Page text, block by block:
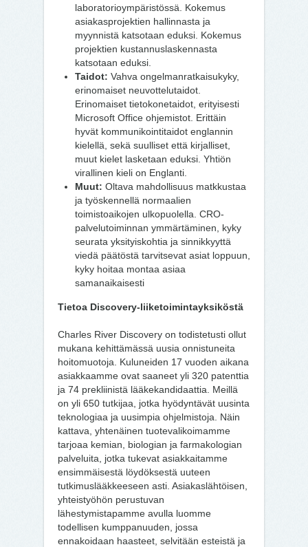
laboratorioympäristössä. Kokemus
asiakasprojektien hallinnasta ja
myynnistä katsotaan eduksi. Kokemus
projektien kustannuslaskennasta
katsotaan eduksi.
Taidot: Vahva ongelmanratkaisukyky,
erinomaiset neuvottelutaidot.
Erinomaiset tietokonetaidot, erityisesti
Microsoft Office ohjemistot. Erittäin
hyvät kommunikointitaidot englannin
kielellä, sekä suulliset että kirjalliset,
muut kielet lasketaan eduksi. Yhtiön
virallinen kieli on Englanti.
Muut: Oltava mahdollisuus matkkustaa
ja työskennellä normaalien
toimistoaikojen ulkopuolella. CRO-
palvelutoiminnan ymmärtäminen, kyky
seurata yksityiskohtia ja sinnikkyyttä
viedä päätöstä tarvitsevat asiat loppuun,
kyky hoitaa montaa asiaa
samanaikaisesti
Tietoa Discovery-liiketoimintayksiköstä
Charles River Discovery on todistetusti ollut
mukana kehittämässä uusia onnistuneita
hoitomuotoja. Kuluneiden 17 vuoden aikana
asiakkaamme ovat saaneet yli 320 patenttia
ja 74 prekliinistä lääkekandidaattia. Meillä
on yli 650 tutkijaa, jotka hyödyntävät uusinta
teknologiaa ja uusimpia ohjelmistoja. Näin
kattava, yhtenäinen tuotevalikoimamme
tarjoaa kemian, biologian ja farmakologian
palveluita, jotka tukevat asiakkaitamme
ensimmäisestä löydöksestä uuteen
tutkimuslääkkeeseen asti. Asiakaslähtöisen,
yhteistyöhön perustuvan
lähestymistapamme avulla luomme
todellisen kumppanuuden, jossa
ennakoidaan haasteet, selvitään esteistä ja